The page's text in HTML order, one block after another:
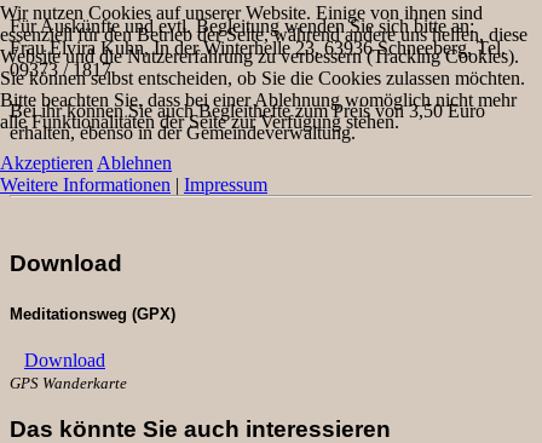
Für Auskünfte und evtl. Begleitung wenden Sie sich bitte an:
Frau Elvira Kuhn, In der Winterhelle 23, 63936 Schneeberg, Tel.
09373 / 1817
Bei ihr können Sie auch Begleithefte zum Preis von 3,50 Euro
erhalten, ebenso in der Gemeindeverwaltung.
Download
Meditationsweg (GPX)
Download
GPS Wanderkarte
Das könnte Sie auch interessieren
Wir nutzen Cookies auf unserer Website. Einige von ihnen sind
essenziell für den Betrieb der Seite, während andere uns helfen, diese
Website und die Nutzererfahrung zu verbessern (Tracking Cookies).
Sie können selbst entscheiden, ob Sie die Cookies zulassen möchten.
Bitte beachten Sie, dass bei einer Ablehnung womöglich nicht mehr
alle Funktionalitäten der Seite zur Verfügung stehen.
Akzeptieren Ablehnen
Weitere Informationen | Impressum